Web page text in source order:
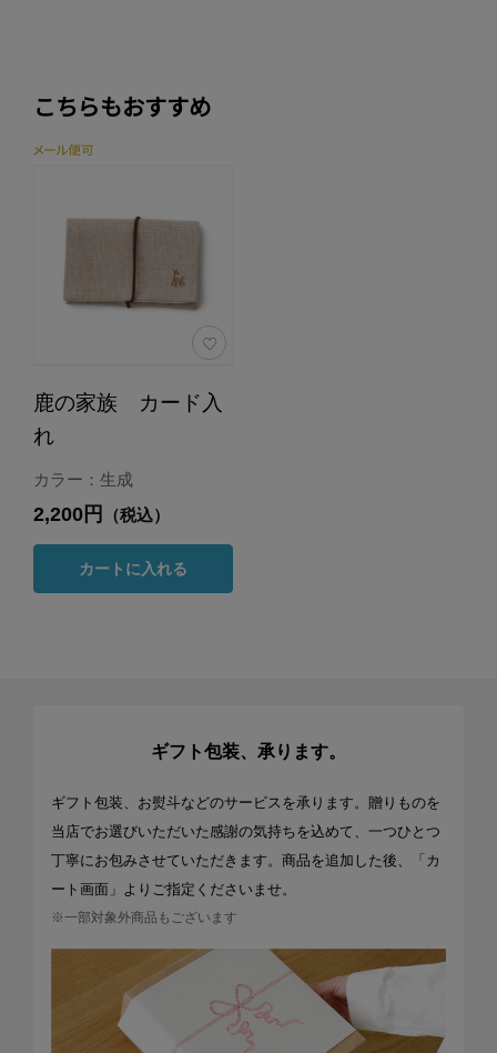
こちらもおすすめ
鹿の家族 カード入
れ
カラー：生成
2,200円 （税込）
カートに入れる
ギフト包装、承ります。
ギフト包装、お熨斗などのサービスを承ります。贈りものを
当店でお選びいただいた感謝の気持ちを込めて、一つひとつ
丁寧にお包みさせていただきます。商品を追加した後、「カ
ート画面」よりご指定くださいませ。
※一部対象外商品もございます